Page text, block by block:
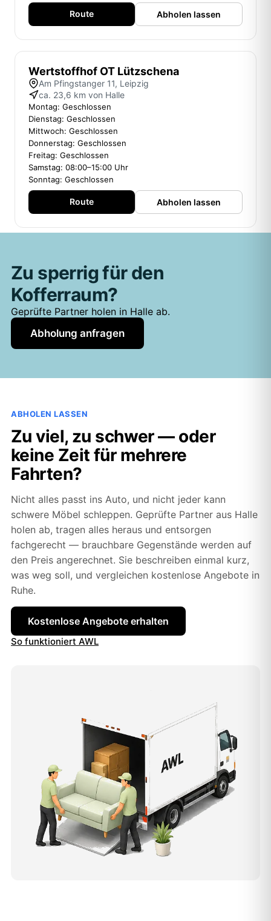
Route Abholen lassen
Wertstoffhof OT Lützschena
Am Pfingstanger 11, Leipzig
ca. 23,6 km von Halle
Montag: Geschlossen
Dienstag: Geschlossen
Mittwoch: Geschlossen
Donnerstag: Geschlossen
Freitag: Geschlossen
Samstag: 08:00–15:00 Uhr
Sonntag: Geschlossen
Route Abholen lassen
Zu sperrig für den
Kofferraum?
Geprüfte Partner holen in Halle ab.
Abholung anfragen
ABHOLEN LASSEN
Zu viel, zu schwer — oder
keine Zeit für mehrere
Fahrten?
Nicht alles passt ins Auto, und nicht jeder kann
schwere Möbel schleppen. Geprüfte Partner aus Halle
holen ab, tragen alles heraus und entsorgen
fachgerecht — brauchbare Gegenstände werden auf
den Preis angerechnet. Sie beschreiben einmal kurz,
was weg soll, und vergleichen kostenlose Angebote in
Ruhe.
Kostenlose Angebote erhalten
So funktioniert AWL